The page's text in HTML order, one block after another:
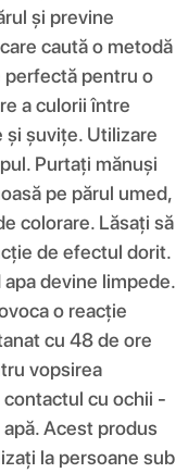
și previne
caută o metodă
perfectă pentru o
a culorii între
și șuvițe. Utilizare
Purtați mănuși
pe părul umed,
colorare. Lăsați să
de efectul dorit.
devine limpede.
o reacție
cu 48 de ore
vopsirea
contactul cu ochii -
Acest produs
la persoane sub